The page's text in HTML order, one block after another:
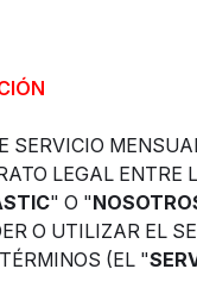
SERVICIO
LEGAL
" O "
O UTILIZAR EL
(EL "